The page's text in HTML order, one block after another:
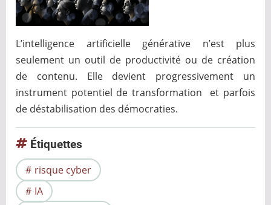
L’intelligence artificielle générative n’est plus
seulement un outil de productivité ou de création
de contenu. Elle devient progressivement un
instrument potentiel de transformation et parfois
de déstabilisation des démocraties.
Étiquettes
risque cyber
IA